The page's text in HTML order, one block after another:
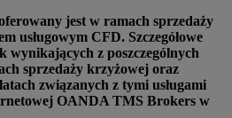
jest w ramach sprzedaży
usługowym CFD. Szczegółowe
wynikających z poszczególnych
sprzedaży krzyżowej oraz
związanych z tymi usługami
OANDA TMS Brokers w